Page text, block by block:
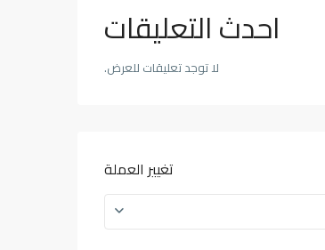
احدث التعليقات
لا توجد تعليقات للعرض.
تغيير العملة